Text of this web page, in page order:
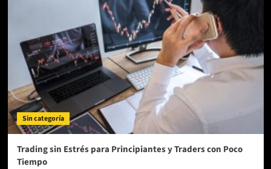
Sin categoría
Trading sin Estrés para Principiantes y Traders con Poco
Tiempo